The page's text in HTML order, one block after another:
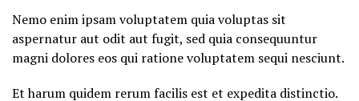
Nemo enim ipsam voluptatem quia voluptas sit
aspernatur aut odit aut fugit, sed quia consequuntur
magni dolores eos qui ratione voluptatem sequi nesciunt.
Et harum quidem rerum facilis est et expedita distinctio.